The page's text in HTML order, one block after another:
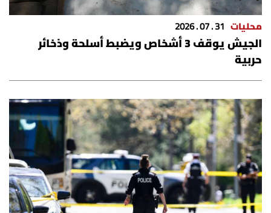
محليات 31 . 07 . 2026
الجيش يوقف 3 أشخاص ويضبط أسلحة وذخائر
حربية